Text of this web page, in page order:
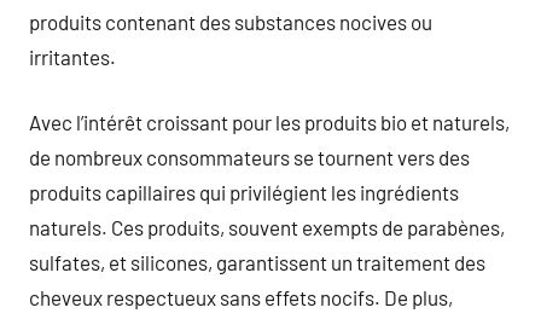
produits contenant des substances nocives ou
irritantes.
Avec l’intérêt croissant pour les produits bio et naturels,
de nombreux consommateurs se tournent vers des
produits capillaires qui privilégient les ingrédients
naturels. Ces produits, souvent exempts de parabènes,
sulfates, et silicones, garantissent un traitement des
cheveux respectueux sans effets nocifs. De plus,